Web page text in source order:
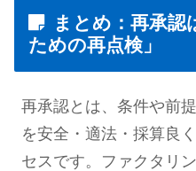
まとめ：再承認
ための再点検」
再承認とは、条件や前
を安全・適法・採算良
セスです。ファクタリ